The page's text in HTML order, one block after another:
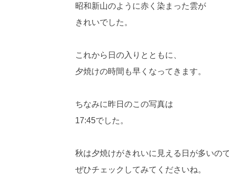
昭和新山のように赤く染まった雲が
きれいでした。
これから日の入りとともに、
夕焼けの時間も早くなってきます。
ちなみに昨日のこの写真は
17:45でした。
秋は夕焼けがきれいに見える日が多いの
ぜひチェックしてみてくださいね。